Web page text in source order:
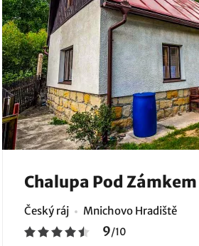
Chalupa Pod Zámkem
Český ráj Mnichovo Hradiště
9/10